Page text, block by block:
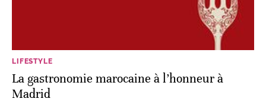
LIFESTYLE
La gastronomie marocaine à l’honneur à
Madrid